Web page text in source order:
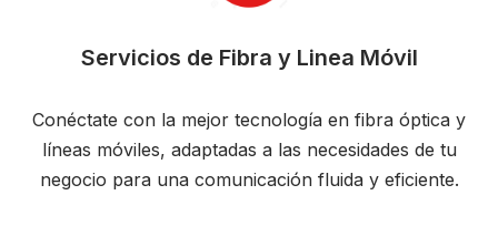
Servicios de Fibra y Linea Móvil
Conéctate con la mejor tecnología en fibra óptica y
líneas móviles, adaptadas a las necesidades de tu
negocio para una comunicación fluida y eficiente.